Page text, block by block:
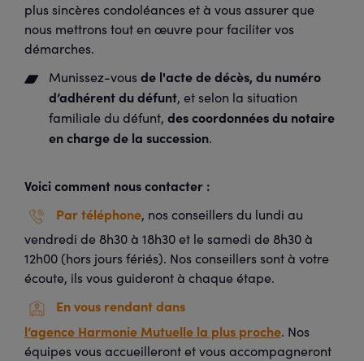
plus sincères condoléances et à vous assurer que
nous mettrons tout en œuvre pour faciliter vos
démarches.
Munissez-vousde l'acte de décès, du numéro
d’adhérent du défunt, et selon la situation
familiale du défunt, des coordonnées du notaire
en charge de la succession.
Voici comment nous contacter :
Par téléphone, nos conseillers du lundi au
vendredi de 8h30 à 18h30 et le samedi de 8h30 à
12h00 (hors jours fériés). Nos conseillers sont à votre
écoute, ils vous guideront à chaque étape.
En vous rendant dans
l’agence Harmonie Mutuelle la plus proche. Nos
équipes vous accueilleront et vous accompagneront